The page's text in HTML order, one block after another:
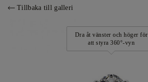
Tillbaka till galleri
Dra åt vänster och höger för
att styra 360°-vyn